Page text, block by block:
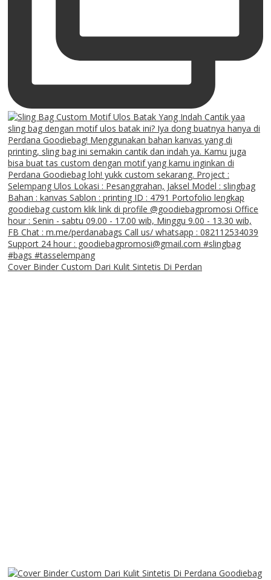
Cover Binder Custom Dari Kulit Sintetis Di Perdan